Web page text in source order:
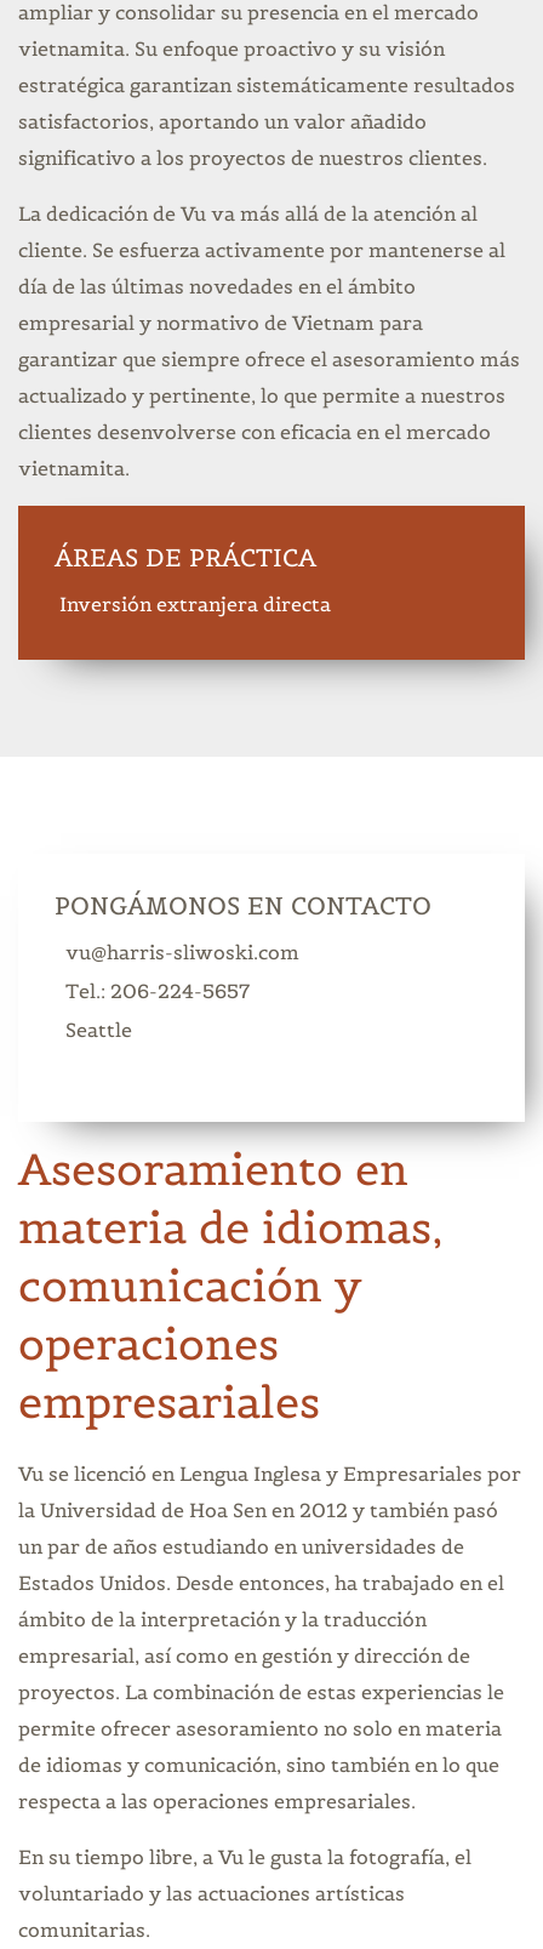
ampliar y consolidar su presencia en el mercado
vietnamita. Su enfoque proactivo y su visión
estratégica garantizan sistemáticamente resultados
satisfactorios, aportando un valor añadido
significativo a los proyectos de nuestros clientes.
La dedicación de Vu va más allá de la atención al
cliente. Se esfuerza activamente por mantenerse al
día de las últimas novedades en el ámbito
empresarial y normativo de Vietnam para
garantizar que siempre ofrece el asesoramiento más
actualizado y pertinente, lo que permite a nuestros
clientes desenvolverse con eficacia en el mercado
vietnamita.
ÁREAS DE PRÁCTICA
Inversión extranjera directa
PONGÁMONOS EN CONTACTO
vu@harris-sliwoski.com
Tel.: 206-224-5657
Seattle
Asesoramiento en
materia de idiomas,
comunicación y
operaciones
empresariales
Vu se licenció en Lengua Inglesa y Empresariales por
la Universidad de Hoa Sen en 2012 y también pasó
un par de años estudiando en universidades de
Estados Unidos. Desde entonces, ha trabajado en el
ámbito de la interpretación y la traducción
empresarial, así como en gestión y dirección de
proyectos. La combinación de estas experiencias le
permite ofrecer asesoramiento no solo en materia
de idiomas y comunicación, sino también en lo que
respecta a las operaciones empresariales.
En su tiempo libre, a Vu le gusta la fotografía, el
voluntariado y las actuaciones artísticas
comunitarias.